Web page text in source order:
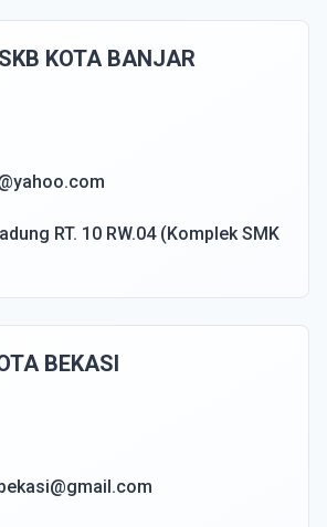
KOTA BANJAR
RT. 10 RW.04 (Komplek SMK
BEKASI